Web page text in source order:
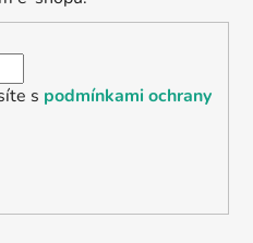
s podmínkami ochrany